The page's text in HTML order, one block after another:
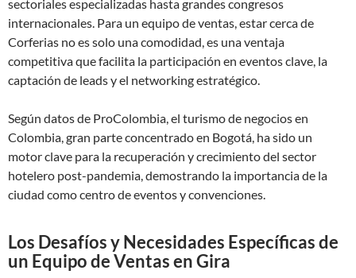
sectoriales especializadas hasta grandes congresos
internacionales. Para un equipo de ventas, estar cerca de
Corferias no es solo una comodidad, es una ventaja
competitiva que facilita la participación en eventos clave, la
captación de leads y el networking estratégico.
Según datos de ProColombia, el turismo de negocios en
Colombia, gran parte concentrado en Bogotá, ha sido un
motor clave para la recuperación y crecimiento del sector
hotelero post-pandemia, demostrando la importancia de la
ciudad como centro de eventos y convenciones.
Los Desafíos y Necesidades Específicas de
un Equipo de Ventas en Gira